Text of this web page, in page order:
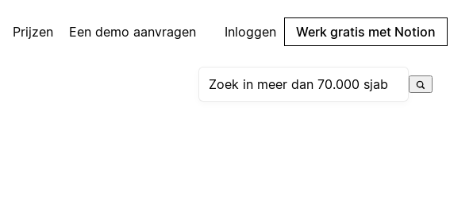
Prijzen Een demo aanvragen Inloggen Werk gratis met Notion